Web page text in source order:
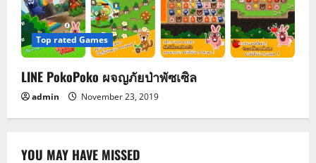
Top rated Games
LINE PokoPoko ผจญภัยป่าพัซเซิล
admin November 23, 2019
YOU MAY HAVE MISSED